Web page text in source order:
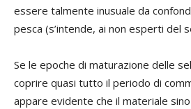
essere talmente inusuale da
pesca (s’intende, ai non esperti del
Se le epoche di maturazione delle
coprire quasi tutto il periodo di
appare evidente che il materiale